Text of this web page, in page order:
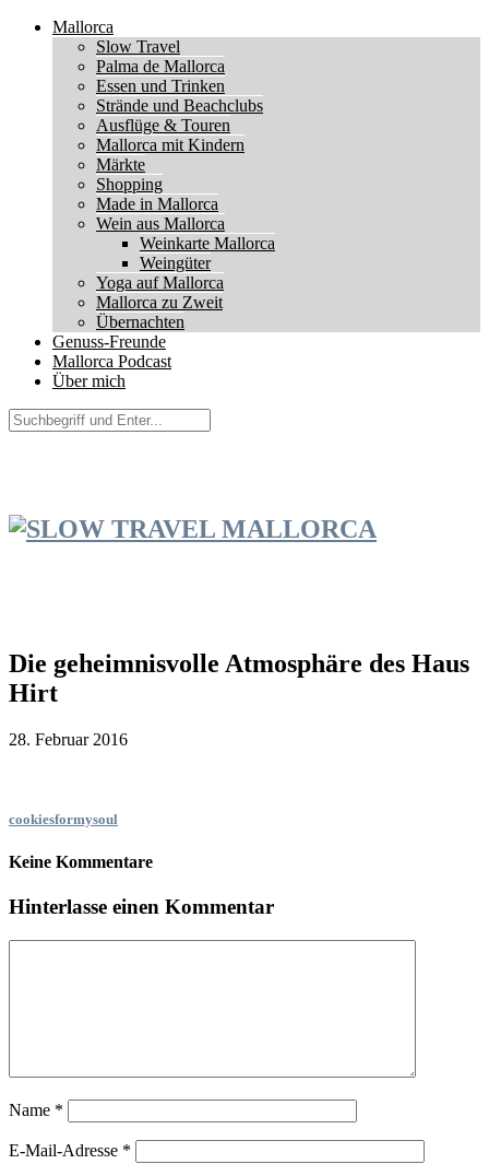
Mallorca
Slow Travel
Palma de Mallorca
Essen und Trinken
Strände und Beachclubs
Ausflüge & Touren
Mallorca mit Kindern
Märkte
Shopping
Made in Mallorca
Wein aus Mallorca
Weinkarte Mallorca
Weingüter
Yoga auf Mallorca
Mallorca zu Zweit
Übernachten
Genuss-Freunde
Mallorca Podcast
Über mich
Die geheimnisvolle Atmosphäre des Haus
Hirt
28. Februar 2016
cookiesformysoul
Keine Kommentare
Hinterlasse einen Kommentar
Name *
E-Mail-Adresse *